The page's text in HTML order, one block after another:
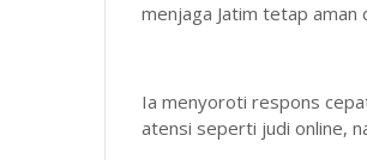
menjaga Jatim tetap aman
Ia menyoroti respons
atensi seperti judi online,